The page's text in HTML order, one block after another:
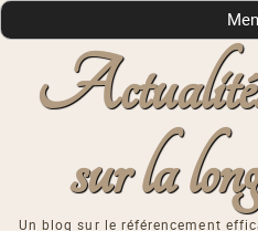
sur la
Un blog sur le référencement